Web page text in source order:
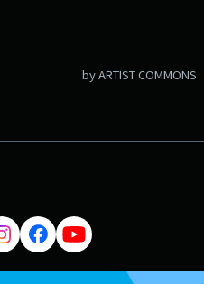
by ARTIST COMMONS